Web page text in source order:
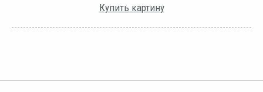
Купить картину